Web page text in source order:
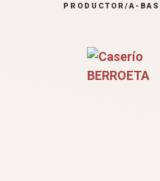
PRODUCTOR/A-